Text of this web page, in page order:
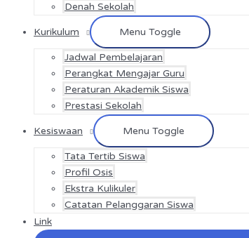
Denah Sekolah
Kurikulum Menu Toggle
Jadwal Pembelajaran
Perangkat Mengajar Guru
Peraturan Akademik Siswa
Prestasi Sekolah
Kesiswaan Menu Toggle
Tata Tertib Siswa
Profil Osis
Ekstra Kulikuler
Catatan Pelanggaran Siswa
Link